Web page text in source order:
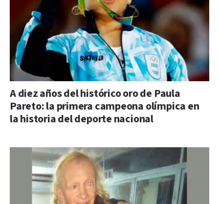
A diez años del histórico oro de Paula
Pareto: la primera campeona olímpica en
la historia del deporte nacional